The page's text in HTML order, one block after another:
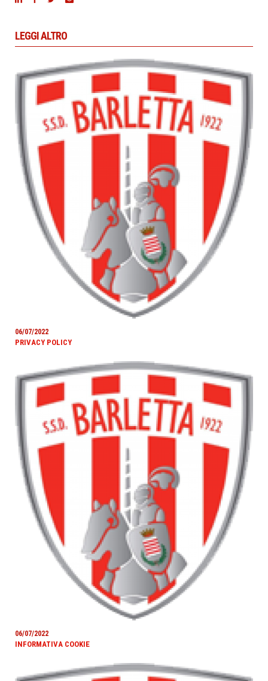
LEGGI ALTRO
06/07/2022
PRIVACY POLICY
06/07/2022
INFORMATIVA COOKIE